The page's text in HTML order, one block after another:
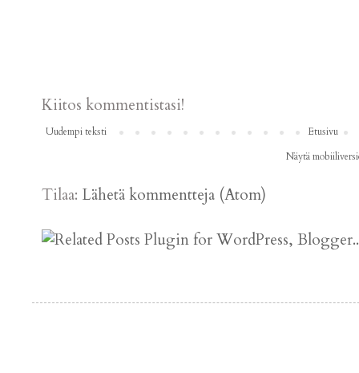
Kiitos kommentistasi!
Uudempi teksti
Etusivu
Näytä
Tilaa: Lähetä kommentteja (Atom)